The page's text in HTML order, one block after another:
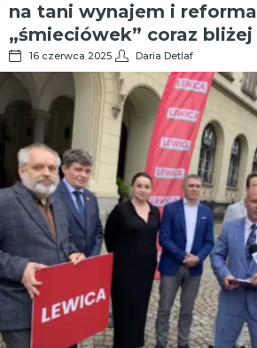
na tani wynajem i reforma
„śmieciówek” coraz bliżej
16 czerwca 2025 Daria Detlaf